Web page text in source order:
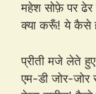
महेश सोफ़े पर ढेर
क्या करूँ! ये कैसे
प्रीती मजे लेते
एम-डी जोर-